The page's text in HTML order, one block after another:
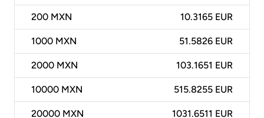
200 MXN 10.3165 EUR
1000 MXN 51.5826 EUR
2000 MXN 103.1651 EUR
10000 MXN 515.8255 EUR
20000 MXN 1031.6511 EUR